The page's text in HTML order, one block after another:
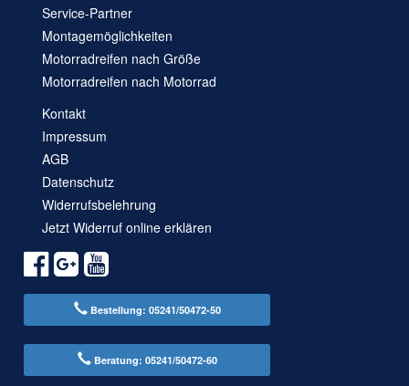
Service-Partner
Montagemöglichkeiten
Motorradreifen nach Größe
Motorradreifen nach Motorrad
Kontakt
Impressum
AGB
Datenschutz
Widerrufsbelehrung
Jetzt Widerruf online erklären
Bestellung: 05241/50472-50
Beratung: 05241/50472-60